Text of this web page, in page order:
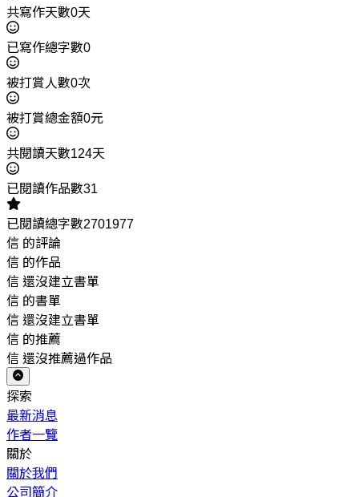
共寫作天數0天
已寫作總字數0
被打賞人數0次
被打賞總金額0元
共閱讀天數124天
已閱讀作品數31
已閱讀總字數2701977
信 的評論
信 的作品
信 還沒建立書單
信 的書單
信 還沒建立書單
信 的推薦
信 還沒推薦過作品
探索
最新消息
作者一覽
關於
關於我們
公司簡介